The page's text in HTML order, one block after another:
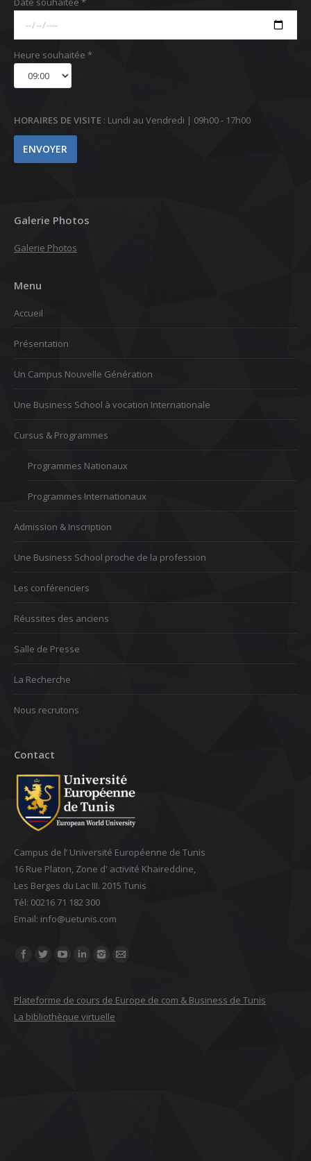
Heure souhaitée *
HORAIRES DE VISITE : Lundi au Vendredi | 09h00 - 17h00
Galerie Photos
Galerie Photos
Menu
Accueil
Présentation
Un Campus Nouvelle Génération
Une Business School à vocation Internationale
Cursus & Programmes
Programmes Nationaux
Programmes Internationaux
Admission & Inscription
Une Business School proche de la profession
Les conférenciers
Réussites des anciens
Salle de Presse
La Recherche
Nous recrutons
Contact
Campus de l’ Université Européenne de Tunis
16 Rue Platon, Zone d' activité Khaireddine,
Les Berges du Lac III. 2015 Tunis
Tél: 00216 71 182 300
Email: ‎info@uetunis.com
Find us on:
Plateforme de cours de Europe de com & Business de Tunis
La bibliothèque virtuelle